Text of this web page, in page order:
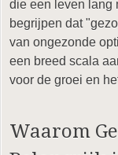
die een leven lang
begrijpen dat
van ongezonde
een breed scala
voor de groei en
Waarom